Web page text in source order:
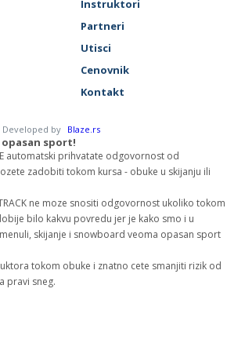
Instruktori
Partneri
Utisci
Cenovnik
Kontakt
Developed by Blaze.rs
sport!
automatski prihvatate odgovornost od
zadobiti tokom kursa - obuke u skijanju ili
ne moze snositi odgovornost ukoliko tokom
bilo kakvu povredu jer je kako smo i u
skijanje i snowboard veoma opasan sport
tokom obuke i znatno cete smanjiti rizik od
pravi sneg.